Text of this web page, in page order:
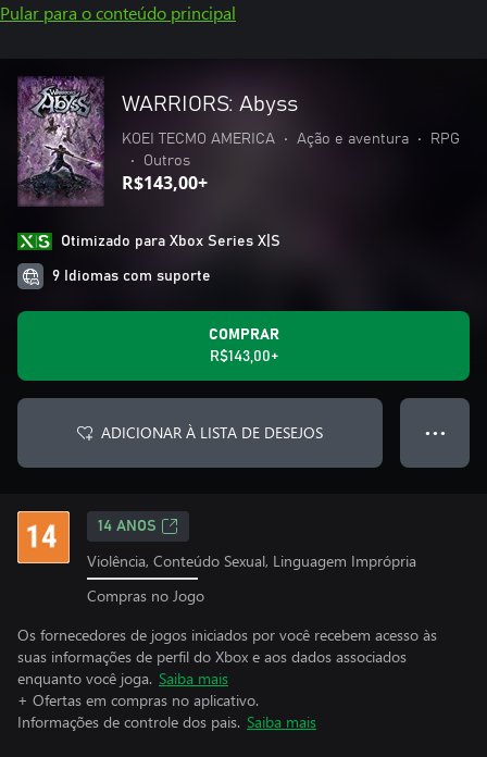
Pular para o conteúdo principal
WARRIORS: Abyss
KOEI TECMO AMERICA • Ação e aventura •
RPG
•
Outros
R$143,00+
Otimizado para Xbox Series X|S
9 Idiomas com suporte
COMPRAR
R$143,00+
ADICIONAR À LISTA DE DESEJOS ● ● ●
14 ANOS
Violência, Conteúdo Sexual, Linguagem Imprópria
Compras no Jogo
Os fornecedores de jogos iniciados por você recebem acesso às
suas informações de perfil do Xbox e aos dados associados
enquanto você joga. Saiba mais
+ Ofertas em compras no aplicativo.
Informações de controle dos pais. Saiba mais